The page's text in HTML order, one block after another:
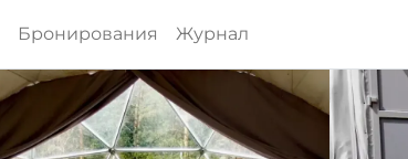
Бронирования Журнал